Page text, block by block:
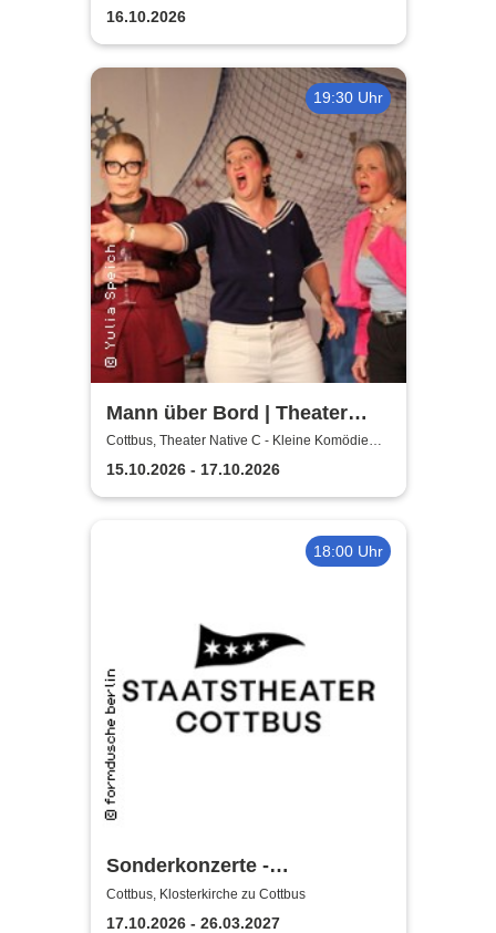
16.10.2026
19:30 Uhr
Mann über Bord | Theater
Native C - Kleine Komödie
Cottbus - Innenhof
Cottbus, Theater Native C - Kleine Komödie
Cottbus - Innenhof
15.10.2026 - 17.10.2026
18:00 Uhr
Sonderkonzerte -
Staatstheater Cottbus
Cottbus, Klosterkirche zu Cottbus
17.10.2026 - 26.03.2027